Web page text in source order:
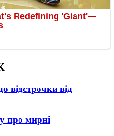
відстрочки від
про мирні